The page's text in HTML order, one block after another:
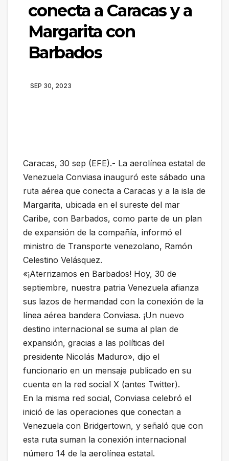
conecta a Caracas y a
Margarita con
Barbados
SEP 30, 2023
Caracas, 30 sep (EFE).- La aerolínea estatal de
Venezuela Conviasa inauguró este sábado una
ruta aérea que conecta a Caracas y a la isla de
Margarita, ubicada en el sureste del mar
Caribe, con Barbados, como parte de un plan
de expansión de la compañía, informó el
ministro de Transporte venezolano, Ramón
Celestino Velásquez.
«¡Aterrizamos en Barbados! Hoy, 30 de
septiembre, nuestra patria Venezuela afianza
sus lazos de hermandad con la conexión de la
línea aérea bandera Conviasa. ¡Un nuevo
destino internacional se suma al plan de
expansión, gracias a las políticas del
presidente Nicolás Maduro», dijo el
funcionario en un mensaje publicado en su
cuenta en la red social X (antes Twitter).
En la misma red social, Conviasa celebró el
inició de las operaciones que conectan a
Venezuela con Bridgertown, y señaló que con
esta ruta suman la conexión internacional
número 14 de la aerolínea estatal.